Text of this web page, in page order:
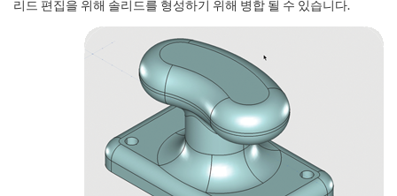
리드 편집을 위해 솔리드를 형성하기 위해 병합 될 수 있습니다.